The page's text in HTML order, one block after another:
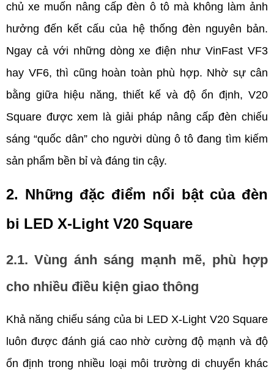
chủ xe muốn nâng cấp đèn ô tô mà không làm ảnh
hưởng đến kết cấu của hệ thống đèn nguyên bản.
Ngay cả với những dòng xe điện như VinFast VF3
hay VF6, thì cũng hoàn toàn phù hợp. Nhờ sự cân
bằng giữa hiệu năng, thiết kế và độ ổn định, V20
Square được xem là giải pháp nâng cấp đèn chiếu
sáng “quốc dân” cho người dùng ô tô đang tìm kiếm
sản phẩm bền bỉ và đáng tin cậy.
2. Những đặc điểm nổi bật của đèn
bi LED X-Light V20 Square
2.1. Vùng ánh sáng mạnh mẽ, phù hợp
cho nhiều điều kiện giao thông
Khả năng chiếu sáng của bi LED X-Light V20 Square
luôn được đánh giá cao nhờ cường độ mạnh và độ
ổn định trong nhiều loại môi trường di chuyển khác